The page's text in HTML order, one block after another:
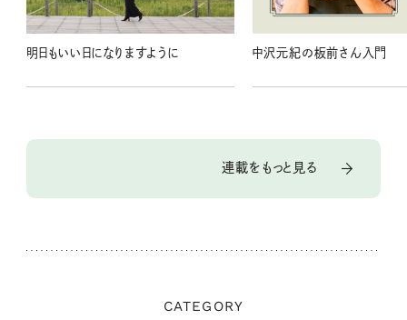
明日もいい日になりますように 中沢元紀の板前さん入門
連載をもっと見る
CATEGORY